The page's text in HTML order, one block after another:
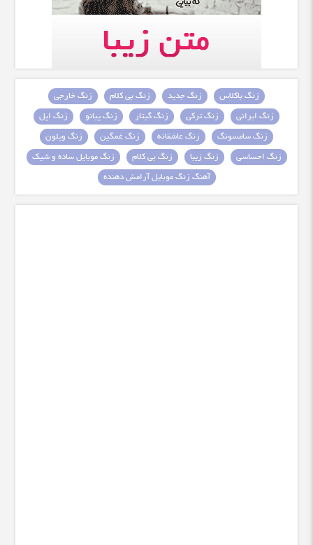
زنگ باکلاس زنگ جدید زنگ بی کلام
زنگ خارجی
زنگ ایرانی
زنگ ترکی زنگ گیتار زنگ پیانو
زنگ اپل
زنگ سامسونگ
زنگ عاشقانه زنگ غمگین
زنگ ویلون
زنگ احساسی
زنگ زیبا زنگ بی کلام
زنگ موبایل ساده و شیک
آهنگ زنگ موبایل آرامش دهنده